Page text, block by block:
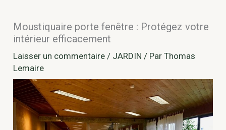
Moustiquaire porte fenêtre : Protégez votre
intérieur efficacement
Laisser un commentaire / JARDIN / ParThomas
Lemaire